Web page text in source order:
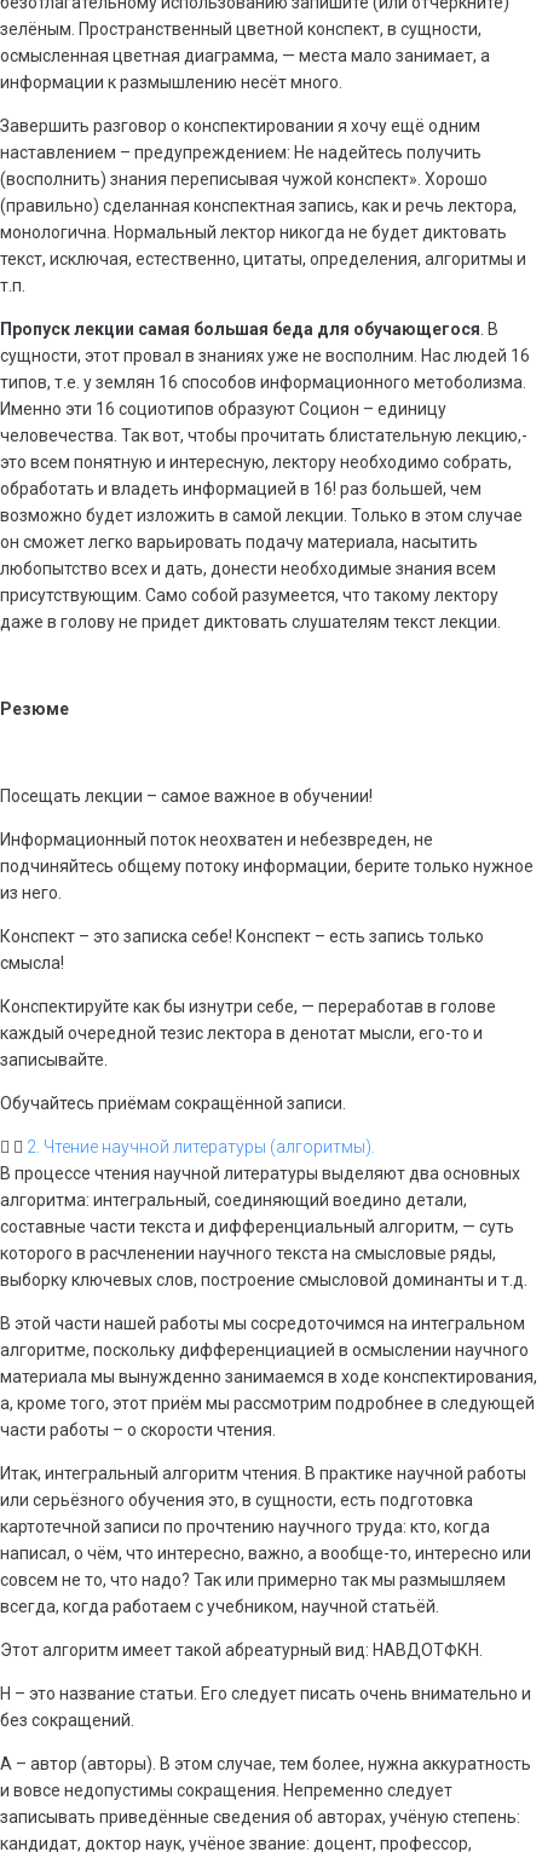
зелёным. Пространственный цветной конспект, в сущности,
осмысленная цветная диаграмма, — места мало занимает, а
информации к размышлению несёт много.
Завершить разговор о конспектировании я хочу ещё одним
наставлением – предупреждением: Не надейтесь получить
(восполнить) знания переписывая чужой конспект». Хорошо
(правильно) сделанная конспектная запись, как и речь лектора,
монологична. Нормальный лектор никогда не будет диктовать
текст, исключая, естественно, цитаты, определения, алгоритмы и
т.п.
Пропуск лекции самая большая беда для обучающегося . В
сущности, этот провал в знаниях уже не восполним. Нас людей 16
типов, т.е. у землян 16 способов информационного метоболизма.
Именно эти 16 социотипов образуют Социон – единицу
человечества. Так вот, чтобы прочитать блистательную лекцию,-
это всем понятную и интересную, лектору необходимо собрать,
обработать и владеть информацией в 16! раз большей, чем
возможно будет изложить в самой лекции. Только в этом случае
он сможет легко варьировать подачу материала, насытить
любопытство всех и дать, донести необходимые знания всем
присутствующим. Само собой разумеется, что такому лектору
даже в голову не придет диктовать слушателям текст лекции.
Резюме
Посещать лекции – самое важное в обучении!
Информационный поток неохватен и небезвреден, не
подчиняйтесь общему потоку информации, берите только нужное
из него.
Конспект – это записка себе! Конспект – есть запись только
смысла!
Конспектируйте как бы изнутри себе, — переработав в голове
каждый очередной тезис лектора в денотат мысли, его-то и
записывайте.
Обучайтесь приёмам сокращённой записи.
2. Чтение научной литературы (алгоритмы).
В процессе чтения научной литературы выделяют два основных
алгоритма: интегральный, соединяющий воедино детали,
составные части текста и дифференциальный алгоритм, — суть
которого в расчленении научного текста на смысловые ряды,
выборку ключевых слов, построение смысловой доминанты и т.д.
В этой части нашей работы мы сосредоточимся на интегральном
алгоритме, поскольку дифференциацией в осмыслении научного
материала мы вынужденно занимаемся в ходе конспектирования,
а, кроме того, этот приём мы рассмотрим подробнее в следующей
части работы – о скорости чтения.
Итак, интегральный алгоритм чтения. В практике научной работы
или серьёзного обучения это, в сущности, есть подготовка
картотечной записи по прочтению научного труда: кто, когда
написал, о чём, что интересно, важно, а вообще-то, интересно или
совсем не то, что надо? Так или примерно так мы размышляем
всегда, когда работаем с учебником, научной статьёй.
Этот алгоритм имеет такой абреатурный вид: НАВДОТФКН.
Н – это название статьи. Его следует писать очень внимательно и
без сокращений.
А – автор (авторы). В этом случае, тем более, нужна аккуратность
и вовсе недопустимы сокращения. Непременно следует
записывать приведённые сведения об авторах, учёную степень:
кандидат, доктор наук, учёное звание: доцент, профессор,